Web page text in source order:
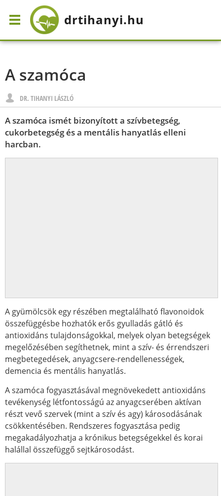
drtihanyi.hu
A szamóca
DR. TIHANYI LÁSZLÓ
A szamóca ismét bizonyított a szívbetegség,
cukorbetegség és a mentális hanyatlás elleni
harcban.
A gyümölcsök egy részében megtalálható flavonoidok
összefüggésbe hozhatók erős gyulladás gátló és
antioxidáns tulajdonságokkal, melyek olyan betegségek
megelőzésében segíthetnek, mint a szív- és érrendszeri
megbetegedések, anyagcsere-rendellenességek,
demencia és mentális hanyatlás.
A szamóca fogyasztásával megnövekedett antioxidáns
tevékenység létfontosságú az anyagcserében aktívan
részt vevő szervek (mint a szív és agy) károsodásának
csökkentésében. Rendszeres fogyasztása pedig
megakadályozhatja a krónikus betegségekkel és korai
halállal összefüggő sejtkárosodást.